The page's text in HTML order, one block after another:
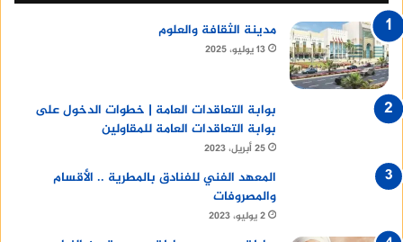
مدينة الثقافة والعلوم
13 يوليو، 2025
بوابة التعاقدات العامة | خطوات الدخول على
بوابة التعاقدات العامة للمقاولين
25 أبريل، 2023
المعهد الفني للفنادق بالمطرية .. الأقسام
والمصروفات
2 يوليو، 2023